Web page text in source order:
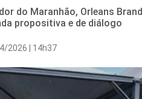
do Maranhão, Orleans
propositiva e de diálogo
2026 | 14h37